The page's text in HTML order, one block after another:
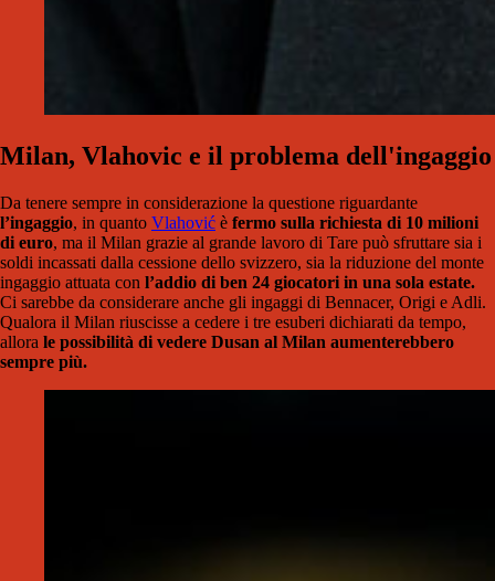
Milan, Vlahovic e il problema dell'ingaggio
Da tenere sempre in considerazione la questione riguardante
l’ingaggio, in quanto Vlahović è fermo sulla richiesta di 10 milioni
di euro, ma il Milan grazie al grande lavoro di Tare può sfruttare sia i
soldi incassati dalla cessione dello svizzero, sia la riduzione del monte
ingaggio attuata con l’addio di ben 24 giocatori in una sola estate.
Ci sarebbe da considerare anche gli ingaggi di Bennacer, Origi e Adli.
Qualora il Milan riuscisse a cedere i tre esuberi dichiarati da tempo,
allora le possibilità di vedere Dusan al Milan aumenterebbero
sempre più.